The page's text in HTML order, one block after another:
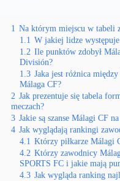
1 Na którym miejscu w tabeli
1.1 W jakiej lidze
1.2 Ile punktów zdobył
División?
1.3 Jaka jest różnica
Málaga CF?
2 Jak prezentuje się tabela
meczach?
3 Jakie są szanse Málagi CF
4 Jak wyglądają rankingi
4.1 Którzy piłkarze Málagi
4.2 Którzy zawodnicy
SPORTS FC i jakie mają
4.3 Jak wygląda ranking